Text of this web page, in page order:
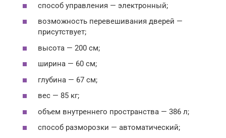
способ управления — электронный;
возможность перевешивания дверей —
присутствует;
высота — 200 см;
ширина — 60 см;
глубина — 67 см;
вес — 85 кг;
объем внутреннего пространства — 386 л;
способ разморозки — автоматический;